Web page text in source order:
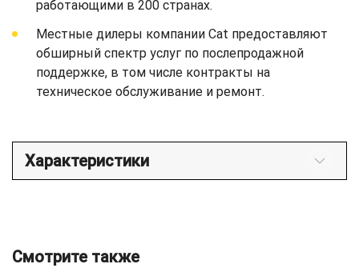
работающими в 200 странах.
Местные дилеры компании Cat предоставляют
обширный спектр услуг по послепродажной
поддержке, в том числе контракты на
техническое обслуживание и ремонт.
Характеристики
Смотрите также